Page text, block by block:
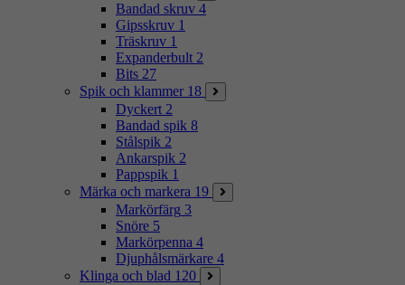
Bandad skruv 4
Gipsskruv 1
Träskruv 1
Expanderbult 2
Bits 27
Spik och klammer 18
Dyckert 2
Bandad spik 8
Stålspik 2
Ankarspik 2
Pappspik 1
Märka och markera 19
Markörfärg 3
Snöre 5
Markörpenna 4
Djuphålsmärkare 4
Klinga och blad 120